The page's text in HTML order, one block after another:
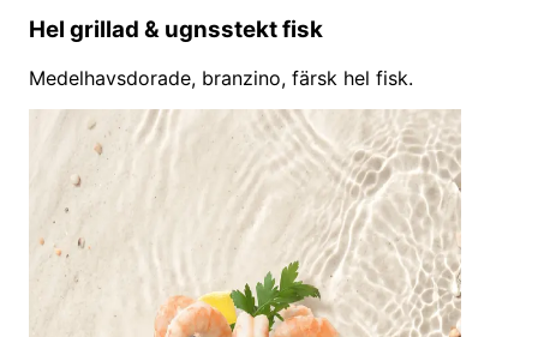
Hel grillad & ugnsstekt fisk
Medelhavsdorade, branzino, färsk hel fisk.